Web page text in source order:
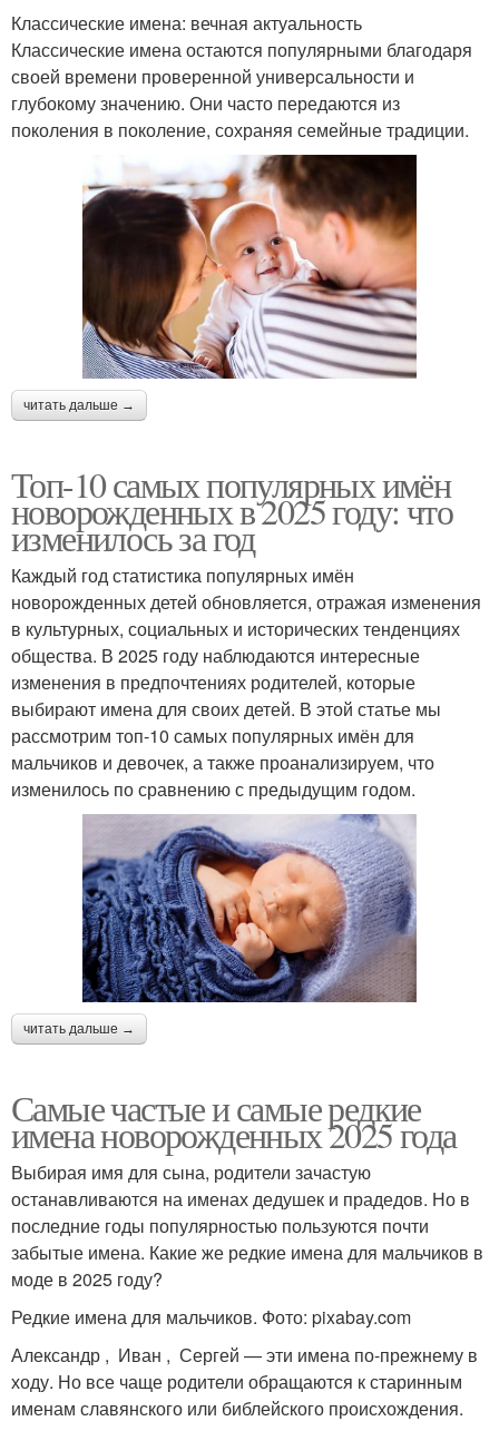
Классические имена: вечная актуальность
Классические имена остаются популярными благодаря
своей времени проверенной универсальности и
глубокому значению. Они часто передаются из
поколения в поколение, сохраняя семейные традиции.
читать дальше →
Топ-10 самых популярных имён
новорожденных в 2025 году: что
изменилось за год
Каждый год статистика популярных имён
новорожденных детей обновляется, отражая изменения
в культурных, социальных и исторических тенденциях
общества. В 2025 году наблюдаются интересные
изменения в предпочтениях родителей, которые
выбирают имена для своих детей. В этой статье мы
рассмотрим топ-10 самых популярных имён для
мальчиков и девочек, а также проанализируем, что
изменилось по сравнению с предыдущим годом.
читать дальше →
Самые частые и самые редкие
имена новорожденных 2025 года
Выбирая имя для сына, родители зачастую
останавливаются на именах дедушек и прадедов. Но в
последние годы популярностью пользуются почти
забытые имена. Какие же редкие имена для мальчиков в
моде в 2025 году?
Редкие имена для мальчиков. Фото: pixabay.com
Александр , Иван , Сергей — эти имена по-прежнему в
ходу. Но все чаще родители обращаются к старинным
именам славянского или библейского происхождения.